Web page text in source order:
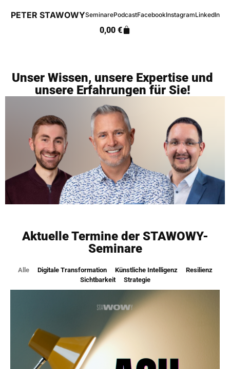
PETER STAWOWYSeminarePodcastFacebookInstagramLinkedIn
0,00 €
Unser Wissen, unsere Expertise und
unsere Erfahrungen für Sie!
Aktuelle Termine der STAWOWY-
Seminare
Digitale Transformation Künstliche Intelligenz
Resilienz
Sichtbarkeit
Strategie
Alle